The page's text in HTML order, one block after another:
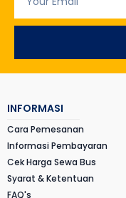
INFORMASI
Cara Pemesanan
Informasi Pembayaran
Cek Harga Sewa Bus
Syarat & Ketentuan
FAQ's